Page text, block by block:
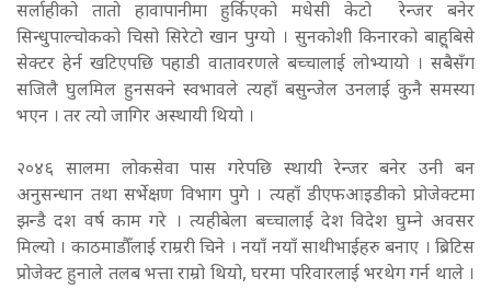
सर्लाहीको तातो हावापानीमा हुर्किएको मधेसी केटो रेन्जर बनेर
सिन्धुपाल्चोकको चिसो सिरेटो खान पुग्यो । सुनकोशी किनारको बाहॣबिसे
सेक्टर हेर्न खटिएपछि पहाडी वातावरणले बच्चालाई लोभ्यायो । सबैसँग
सजिलै घुलमिल हुनसक्ने स्वभावले त्यहाँ बसुन्जेल उनलाई कुनै समस्या
भएन । तर त्यो जागिर अस्थायी थियो ।
२०४६ सालमा लोकसेवा पास गरेपछि स्थायी रेन्जर बनेर उनी बन
अनुसन्धान तथा सर्भेक्षण विभाग पुगे । त्यहाँ डीएफआइडीको प्रोजेक्टमा
झन्डै दश वर्ष काम गरे । त्यहीबेला बच्चालाई देश विदेश घुम्ने अवसर
मिल्यो । काठमाडौँलाई राम्ररी चिने । नयाँ नयाँ साथीभाईहरु बनाए । ब्रिटिस
प्रोजेक्ट हुनाले तलब भत्ता राम्रो थियो, घरमा परिवारलाई भरथेग गर्न थाले ।